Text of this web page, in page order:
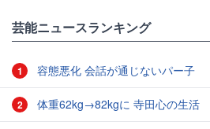
芸能ニュースランキング
1 容態悪化 会話が通じないパー子
2 体重62kg→82kgに 寺田心の生活